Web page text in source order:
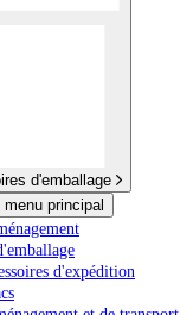
d'emballage
menu principal
d'expédition